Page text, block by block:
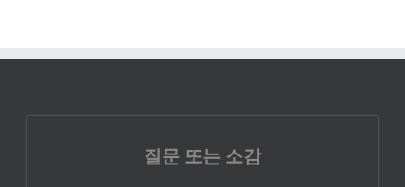
질문 또는 소감